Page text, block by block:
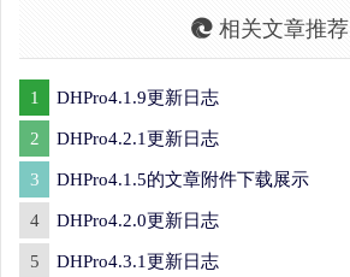
相关文章推荐
1 DHPro4.1.9更新日志
2 DHPro4.2.1更新日志
3 DHPro4.1.5的文章附件下载展示
4 DHPro4.2.0更新日志
5 DHPro4.3.1更新日志